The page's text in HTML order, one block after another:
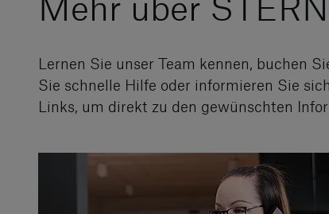
Lernen Sie unser Team kennen, buchen
Sie schnelle Hilfe oder informieren Sie
Links, um direkt zu den gewünschten